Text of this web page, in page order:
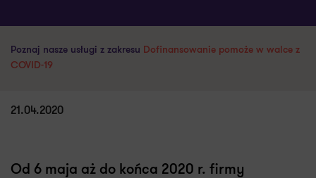
Poznaj nasze usługi z zakresu Dofinansowanie pomoże w walce z
COVID-19
21.04.2020
Od 6 maja aż do końca 2020 r. firmy